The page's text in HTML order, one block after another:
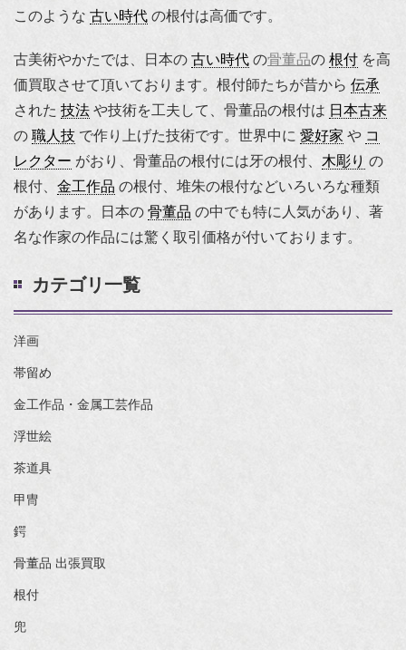
このような 古い時代 の根付は高価です。
古美術やかたでは、日本の 古い時代 の骨董品の 根付 を高
価買取させて頂いております。根付師たちが昔から 伝承
された 技法 や技術を工夫して、骨董品の根付は 日本古来
の 職人技 で作り上げた技術です。世界中に 愛好家 や コ
レクター がおり、骨董品の根付には牙の根付、 木彫り の
根付、 金工作品 の根付、堆朱の根付などいろいろな種類
があります。日本の 骨董品 の中でも特に人気があり、著
名な作家の作品には驚く取引価格が付いております。
カテゴリ一覧
洋画
帯留め
金工作品・金属工芸作品
浮世絵
茶道具
甲冑
鍔
骨董品 出張買取
根付
兜